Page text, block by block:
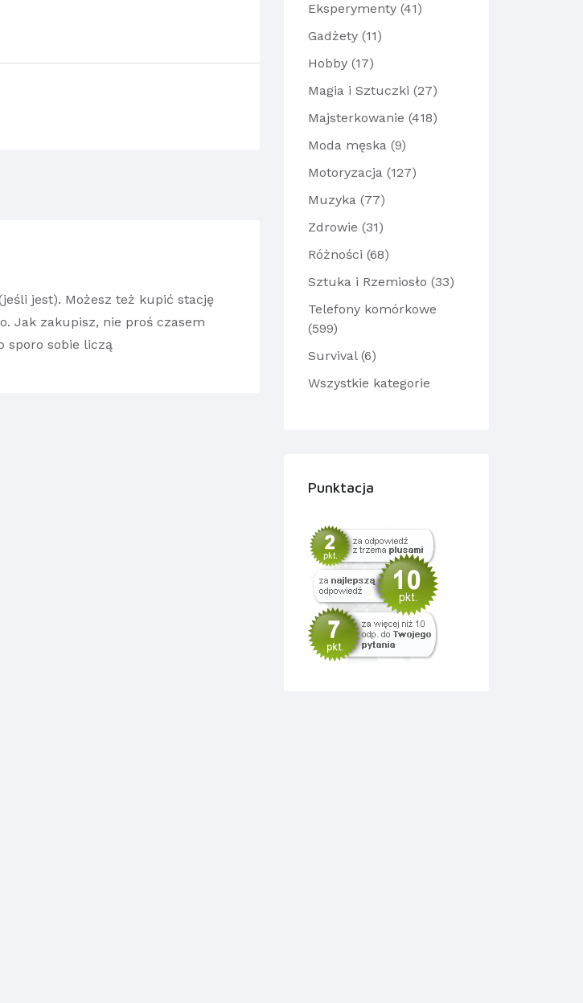
jest). Możesz też kupić stację
Jak zakupisz, nie proś czasem
sporo sobie liczą
Eksperymenty (41)
Gadżety (11)
Hobby (17)
Magia i Sztuczki (27)
Majsterkowanie (418)
Moda męska (9)
Motoryzacja (127)
Muzyka (77)
Zdrowie (31)
Różności (68)
Sztuka i Rzemiosło (33)
Telefony komórkowe
(599)
Survival (6)
Wszystkie kategorie
Punktacja